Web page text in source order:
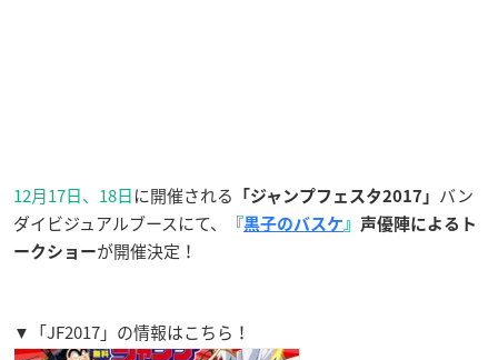
12月17日、18日に開催される 「ジャンプフェスタ2017」 バン
ダイビジュアルブースにて、
『黒子のバスケ 』 声優陣によるト
ークショーが開催決定！
▼「JF2017」の情報はこちら！